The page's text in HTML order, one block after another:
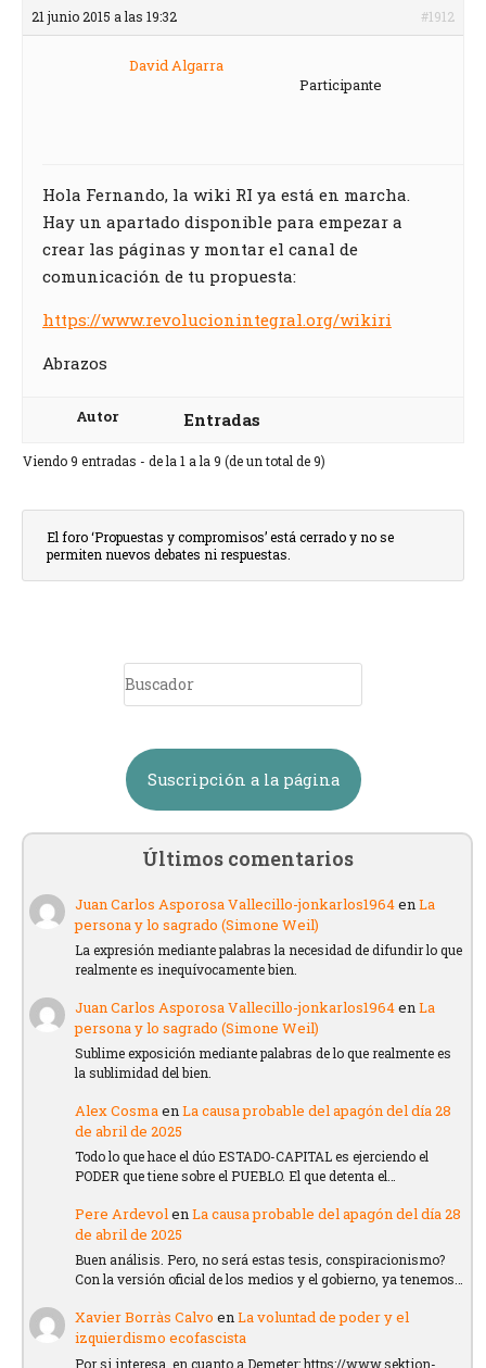
21 junio 2015 a las 19:32 #1912
David Algarra
Participante
Hola Fernando, la wiki RI ya está en marcha.
Hay un apartado disponible para empezar a
crear las páginas y montar el canal de
comunicación de tu propuesta:
https://www.revolucionintegral.org/wikiri
Abrazos
Autor Entradas
Viendo 9 entradas - de la 1 a la 9 (de un total de 9)
El foro ‘Propuestas y compromisos’ está cerrado y no se
permiten nuevos debates ni respuestas.
Suscripción a la página
Últimos comentarios
Juan Carlos Asporosa Vallecillo-jonkarlos1964enLa
persona y lo sagrado (Simone Weil)
La expresión mediante palabras la necesidad de difundir lo que
realmente es inequívocamente bien.
Juan Carlos Asporosa Vallecillo-jonkarlos1964enLa
persona y lo sagrado (Simone Weil)
Sublime exposición mediante palabras de lo que realmente es
la sublimidad del bien.
Alex CosmaenLa causa probable del apagón del día 28
de abril de 2025
Todo lo que hace el dúo ESTADO-CAPITAL es ejerciendo el
PODER que tiene sobre el PUEBLO. El que detenta el…
Pere ArdevolenLa causa probable del apagón del día 28
de abril de 2025
Buen análisis. Pero, no será estas tesis, conspiracionismo?
Con la versión oficial de los medios y el gobierno, ya tenemos…
Xavier Borràs Calvo enLa voluntad de poder y el
izquierdismo ecofascista
Por si interesa, en cuanto a Demeter: https://www.sektion-